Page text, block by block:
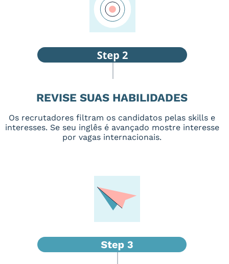
REVISE SUAS HABILIDADES
Os recrutadores filtram os candidatos pelas skills e
interesses. Se seu inglês é avançado mostre interesse
por vagas internacionais.